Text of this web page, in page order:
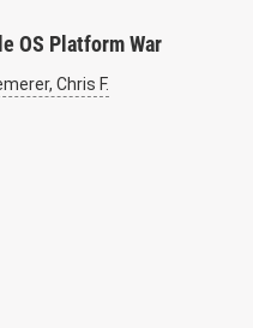
OS Platform War
Chris F.